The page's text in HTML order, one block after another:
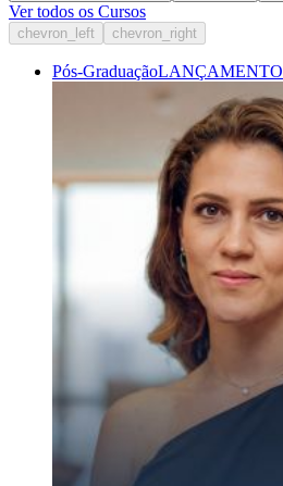
Ver todos os Cursos
chevron_left chevron_right
Pós-GraduaçãoLANÇAMENTO